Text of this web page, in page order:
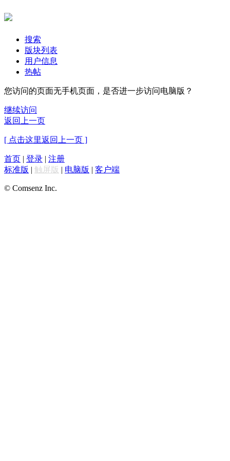
搜索
版块列表
用户信息
热帖
您访问的页面无手机页面，是否进一步访问电脑版？
继续访问
返回上一页
[ 点击这里返回上一页 ]
首页 | 登录 | 注册
标准版 | 触屏版 | 电脑版 | 客户端
© Comsenz Inc.